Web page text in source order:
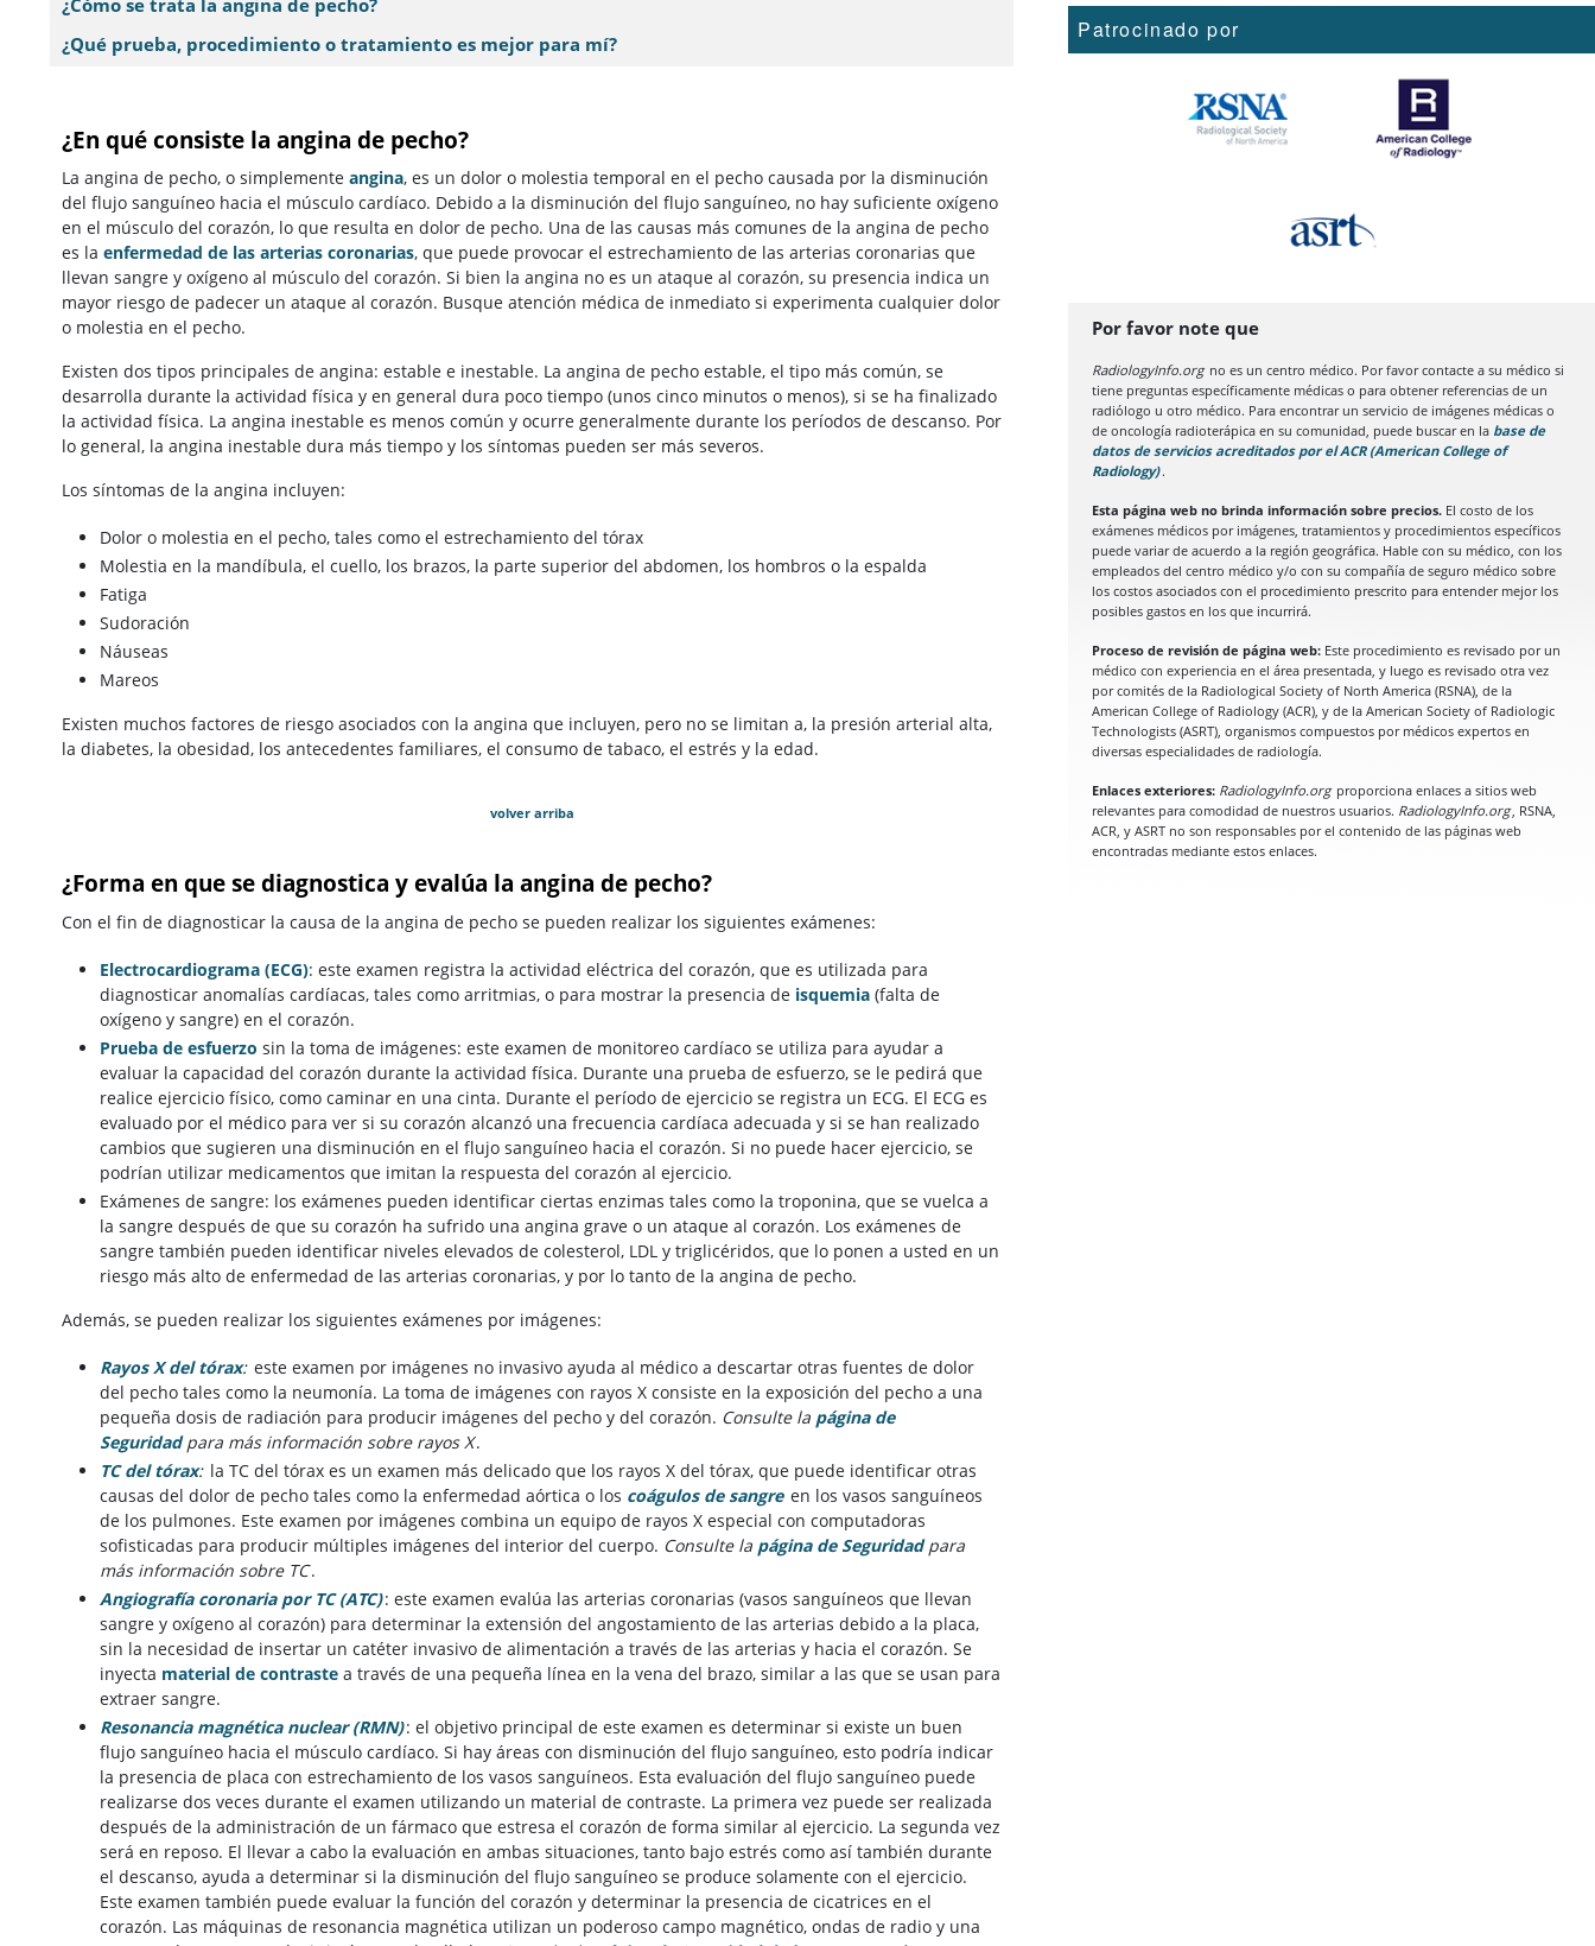
¿Cómo se trata la angina de pecho?
¿Qué prueba, procedimiento o tratamiento es mejor para mí?
¿En qué consiste la angina de pecho?
La angina de pecho, o simplemente angina, es un dolor o molestia temporal en el pecho causada por la disminución
del flujo sanguíneo hacia el músculo cardíaco. Debido a la disminución del flujo sanguíneo, no hay suficiente oxígeno
en el músculo del corazón, lo que resulta en dolor de pecho. Una de las causas más comunes de la angina de pecho
es la enfermedad de las arterias coronarias, que puede provocar el estrechamiento de las arterias coronarias que
llevan sangre y oxígeno al músculo del corazón. Si bien la angina no es un ataque al corazón, su presencia indica un
mayor riesgo de padecer un ataque al corazón. Busque atención médica de inmediato si experimenta cualquier dolor
o molestia en el pecho.
Existen dos tipos principales de angina: estable e inestable. La angina de pecho estable, el tipo más común, se
desarrolla durante la actividad física y en general dura poco tiempo (unos cinco minutos o menos), si se ha finalizado
la actividad física. La angina inestable es menos común y ocurre generalmente durante los períodos de descanso. Por
lo general, la angina inestable dura más tiempo y los síntomas pueden ser más severos.
Los síntomas de la angina incluyen:
Dolor o molestia en el pecho, tales como el estrechamiento del tórax
Molestia en la mandíbula, el cuello, los brazos, la parte superior del abdomen, los hombros o la espalda
Fatiga
Sudoración
Náuseas
Mareos
Existen muchos factores de riesgo asociados con la angina que incluyen, pero no se limitan a, la presión arterial alta,
la diabetes, la obesidad, los antecedentes familiares, el consumo de tabaco, el estrés y la edad.
volver arriba
¿Forma en que se diagnostica y evalúa la angina de pecho?
Con el fin de diagnosticar la causa de la angina de pecho se pueden realizar los siguientes exámenes:
Electrocardiograma (ECG): este examen registra la actividad eléctrica del corazón, que es utilizada para
diagnosticar anomalías cardíacas, tales como arritmias, o para mostrar la presencia de isquemia (falta de
oxígeno y sangre) en el corazón.
Prueba de esfuerzo sin la toma de imágenes: este examen de monitoreo cardíaco se utiliza para ayudar a
evaluar la capacidad del corazón durante la actividad física. Durante una prueba de esfuerzo, se le pedirá que
realice ejercicio físico, como caminar en una cinta. Durante el período de ejercicio se registra un ECG. El ECG es
evaluado por el médico para ver si su corazón alcanzó una frecuencia cardíaca adecuada y si se han realizado
cambios que sugieren una disminución en el flujo sanguíneo hacia el corazón. Si no puede hacer ejercicio, se
podrían utilizar medicamentos que imitan la respuesta del corazón al ejercicio.
Exámenes de sangre: los exámenes pueden identificar ciertas enzimas tales como la troponina, que se vuelca a
la sangre después de que su corazón ha sufrido una angina grave o un ataque al corazón. Los exámenes de
sangre también pueden identificar niveles elevados de colesterol, LDL y triglicéridos, que lo ponen a usted en un
riesgo más alto de enfermedad de las arterias coronarias, y por lo tanto de la angina de pecho.
Además, se pueden realizar los siguientes exámenes por imágenes:
Rayos X del tórax: este examen por imágenes no invasivo ayuda al médico a descartar otras fuentes de dolor
del pecho tales como la neumonía. La toma de imágenes con rayos X consiste en la exposición del pecho a una
pequeña dosis de radiación para producir imágenes del pecho y del corazón. Consulte la página de
Seguridadpara más información sobre rayos X.
TC del tórax: la TC del tórax es un examen más delicado que los rayos X del tórax, que puede identificar otras
causas del dolor de pecho tales como la enfermedad aórtica o los coágulos de sangre en los vasos sanguíneos
de los pulmones. Este examen por imágenes combina un equipo de rayos X especial con computadoras
sofisticadas para producir múltiples imágenes del interior del cuerpo. Consulte la página de Seguridadpara
más información sobre TC.
Angiografía coronaria por TC (ATC): este examen evalúa las arterias coronarias (vasos sanguíneos que llevan
sangre y oxígeno al corazón) para determinar la extensión del angostamiento de las arterias debido a la placa,
sin la necesidad de insertar un catéter invasivo de alimentación a través de las arterias y hacia el corazón. Se
inyecta material de contraste a través de una pequeña línea en la vena del brazo, similar a las que se usan para
extraer sangre.
Resonancia magnética nuclear (RMN): el objetivo principal de este examen es determinar si existe un buen
flujo sanguíneo hacia el músculo cardíaco. Si hay áreas con disminución del flujo sanguíneo, esto podría indicar
la presencia de placa con estrechamiento de los vasos sanguíneos. Esta evaluación del flujo sanguíneo puede
realizarse dos veces durante el examen utilizando un material de contraste. La primera vez puede ser realizada
después de la administración de un fármaco que estresa el corazón de forma similar al ejercicio. La segunda vez
será en reposo. El llevar a cabo la evaluación en ambas situaciones, tanto bajo estrés como así también durante
el descanso, ayuda a determinar si la disminución del flujo sanguíneo se produce solamente con el ejercicio.
Este examen también puede evaluar la función del corazón y determinar la presencia de cicatrices en el
corazón. Las máquinas de resonancia magnética utilizan un poderoso campo magnético, ondas de radio y una
Patrocinado por
Por favor note que
RadiologyInfo.orgno es un centro médico. Por favor contacte a su médico si
tiene preguntas específicamente médicas o para obtener referencias de un
radiólogo u otro médico. Para encontrar un servicio de imágenes médicas o
de oncología radioterápica en su comunidad, puede buscar en la base de
datos de servicios acreditados por el ACR (American College of
Radiology)(Se abre en una nueva pestaña del navegador)
.
Esta página web no brinda información sobre precios. El costo de los
exámenes médicos por imágenes, tratamientos y procedimientos específicos
puede variar de acuerdo a la región geográfica. Hable con su médico, con los
empleados del centro médico y/o con su compañía de seguro médico sobre
los costos asociados con el procedimiento prescrito para entender mejor los
posibles gastos en los que incurrirá.
Proceso de revisión de página web: Este procedimiento es revisado por un
médico con experiencia en el área presentada, y luego es revisado otra vez
por comités de la Radiological Society of North America (RSNA), de la
American College of Radiology (ACR), y de la American Society of Radiologic
Technologists (ASRT), organismos compuestos por médicos expertos en
diversas especialidades de radiología.
Enlaces exteriores: RadiologyInfo.org proporciona enlaces a sitios web
relevantes para comodidad de nuestros usuarios. RadiologyInfo.org, RSNA,
ACR, y ASRT no son responsables por el contenido de las páginas web
encontradas mediante estos enlaces.